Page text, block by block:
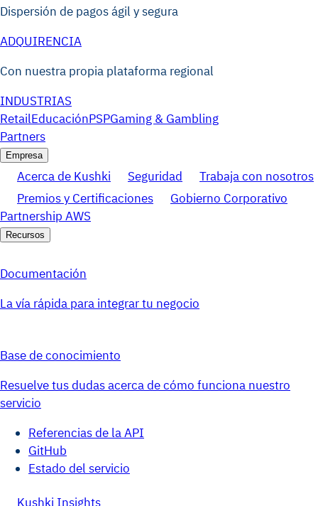
Dispersión de pagos ágil y segura
ADQUIRENCIA
Con nuestra propia plataforma regional
INDUSTRIAS
RetailEducaciónPSPGaming & Gambling
Partners
Empresa
Acerca de Kushki Seguridad
Trabaja con nosotros
Premios y Certificaciones
Gobierno Corporativo
Partnership AWS
Recursos
Documentación
La vía rápida para integrar tu negocio
Base de conocimiento
Resuelve tus dudas acerca de cómo funciona nuestro
servicio
Referencias de la API
GitHub
Estado del servicio
Kushki Insights